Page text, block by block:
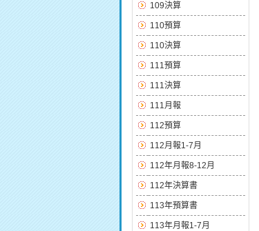
109決算
110預算
110決算
111預算
111決算
111月報
112預算
112月報1-7月
112年月報8-12月
112年決算書
113年預算書
113年月報1-7月